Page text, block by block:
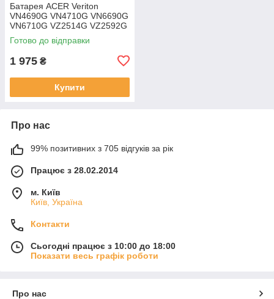
Батарея ACER Veriton
VN4690G VN4710G VN6690G
VN6710G VZ2514G VZ2592G
VZ2594G 11.25V 4471mAh
ОРИГІНАЛ
Готово до відправки
1 975 ₴
Купити
Про нас
99% позитивних з 705 відгуків за рік
Працює з 28.02.2014
м. Київ
Київ, Україна
Контакти
Сьогодні працює з 10:00 до 18:00
Показати весь графік роботи
Про нас